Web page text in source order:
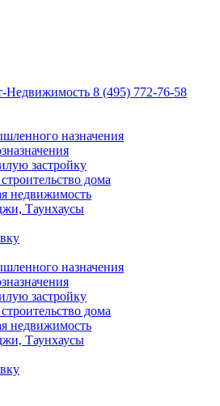
Недвижимость 8 (495) 772-76-58
назначения
застройку
дома
недвижимость
Таунхаусы
назначения
застройку
дома
недвижимость
Таунхаусы